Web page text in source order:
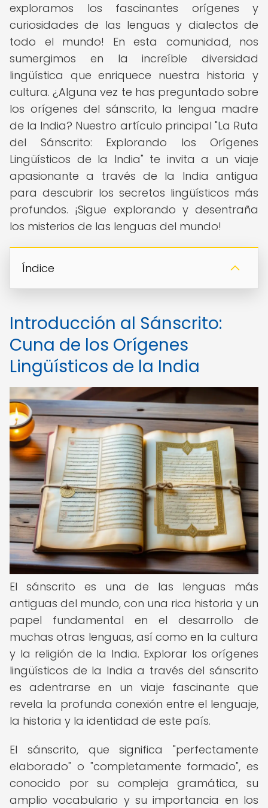
exploramos los fascinantes orígenes y
curiosidades de las lenguas y dialectos de
todo el mundo! En esta comunidad, nos
sumergimos en la increíble diversidad
lingüística que enriquece nuestra historia y
cultura. ¿Alguna vez te has preguntado sobre
los orígenes del sánscrito, la lengua madre
de la India? Nuestro artículo principal "La Ruta
del Sánscrito: Explorando los Orígenes
Lingüísticos de la India" te invita a un viaje
apasionante a través de la India antigua
para descubrir los secretos lingüísticos más
profundos. ¡Sigue explorando y desentraña
los misterios de las lenguas del mundo!
Índice
Introducción al Sánscrito:
Cuna de los Orígenes
Lingüísticos de la India
El sánscrito es una de las lenguas más
antiguas del mundo, con una rica historia y un
papel fundamental en el desarrollo de
muchas otras lenguas, así como en la cultura
y la religión de la India. Explorar los orígenes
lingüísticos de la India a través del sánscrito
es adentrarse en un viaje fascinante que
revela la profunda conexión entre el lenguaje,
la historia y la identidad de este país.
El sánscrito, que significa "perfectamente
elaborado" o "completamente formado", es
conocido por su compleja gramática, su
amplio vocabulario y su importancia en los